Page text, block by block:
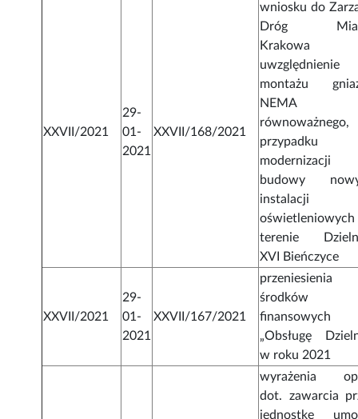
XXVII/2021
29-
01-
2021
XXVII/168/2021
wniosku do
Dróg
Krakowa
uwzględnienie
montażu
NEMA
przypadku
modernizacji
budowy
instalacji
terenie
XVI Bieńczyce
XXVII/2021
29-
01-
2021
XXVII/167/2021
przeniesienia
środków
finansowych
„Obsługę
w roku 2021
wyrażenia
dot. zawarcia
jednostkę